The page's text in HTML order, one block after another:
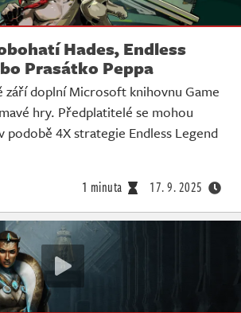
Hades, Endless
Prasátko Peppa
září doplní Microsoft knihovnu Game
hry. Předplatitelé se mohou
podobě 4X strategie Endless Legend
1 minuta 17. 9. 2025